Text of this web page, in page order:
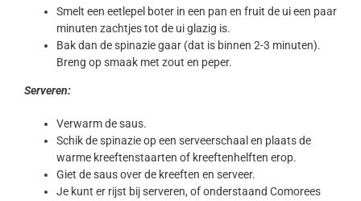
Smelt een eetlepel boter in een pan en fruit de ui een paar
minuten zachtjes tot de ui glazig is.
Bak dan de spinazie gaar (dat is binnen 2-3 minuten).
Breng op smaak met zout en peper.
Serveren:
Verwarm de saus.
Schik de spinazie op een serveerschaal en plaats de
warme kreeftenstaarten of kreeftenhelften erop.
Giet de saus over de kreeften en serveer.
Je kunt er rijst bij serveren, of onderstaand Comorees